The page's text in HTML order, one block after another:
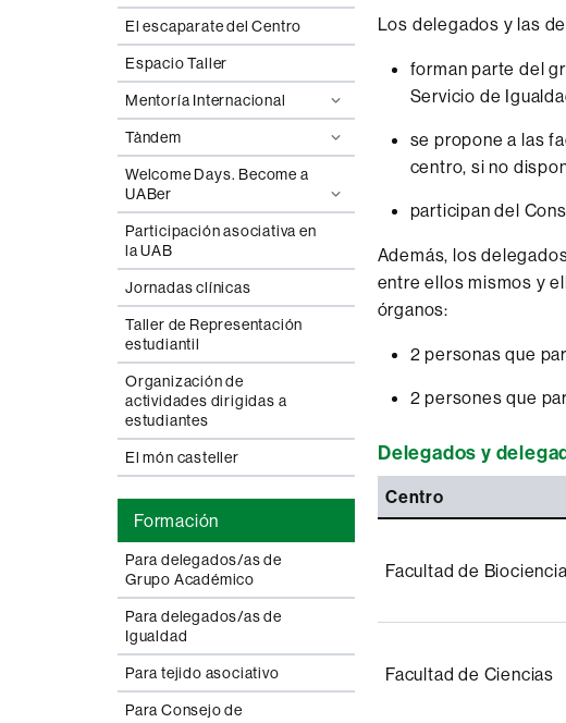
El escaparate del Centro
Espacio Taller
Mentoría Internacional
Tàndem
Welcome Days. Become a
UABer
Participación asociativa en
la UAB
Jornadas clínicas
Taller de Representación
estudiantil
Organización de
actividades dirigidas a
estudiantes
El món casteller
Formación
Para delegados/as de
Grupo Académico
Para delegados/as de
Igualdad
Para tejido asociativo
Para Consejo de
Los delegados y las
forman parte del
Servicio de
se propone a las
centro, si no
participan del
Además, los
entre ellos mismos y
órganos:
2 personas que
2 persones que
Delegados y
Centro
Facultad de
Facultad de Ciencias